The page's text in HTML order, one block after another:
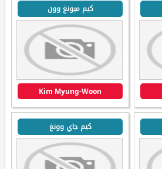
كيم ميونغ وون
Kim Myung-Woon
كيم جاي وونغ